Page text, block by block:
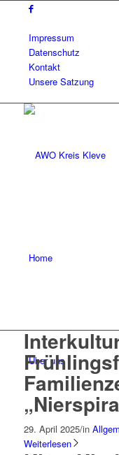
Impressum
Datenschutz
Kontakt
Unsere Satzung
Home
Über uns
29. April 2025/in
Weiterlesen